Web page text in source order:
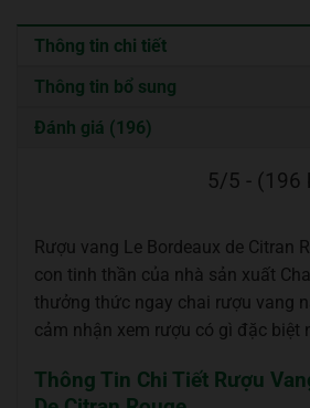
Thông tin chi tiết
Thông tin bổ sung
Đánh giá (196)
5/5 - (196
Rượu vang Le Bordeaux de Citran
con tinh thần của nhà sản xuất
thưởng thức ngay chai rượu vang
cảm nhận xem rượu có gì đặc biệt
Thông Tin Chi Tiết Rượu